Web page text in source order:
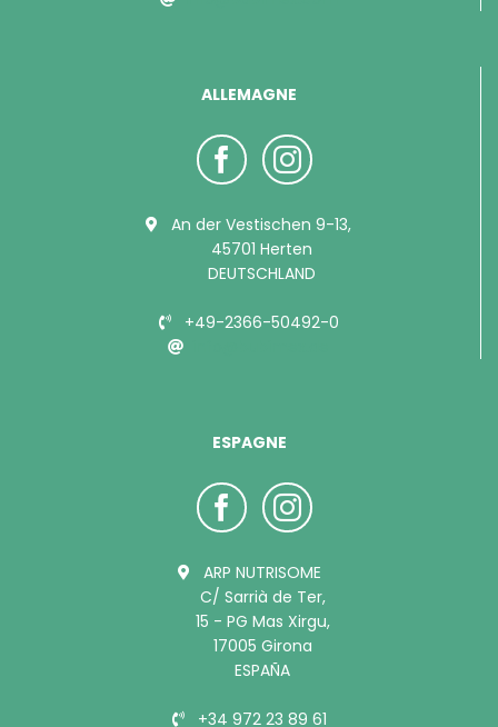
ALLEMAGNE
An der Vestischen 9-13,
45701 Herten
DEUTSCHLAND
+49-2366-50492-0
ESPAGNE
ARP NUTRISOME
C/ Sarrià de Ter,
15 - PG Mas Xirgu,
17005 Girona
ESPAÑA
+34 972 23 89 61